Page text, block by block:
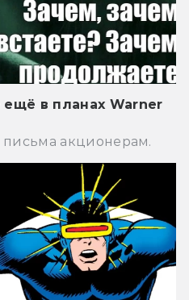
ещё в планах Warner
письма акционерам.